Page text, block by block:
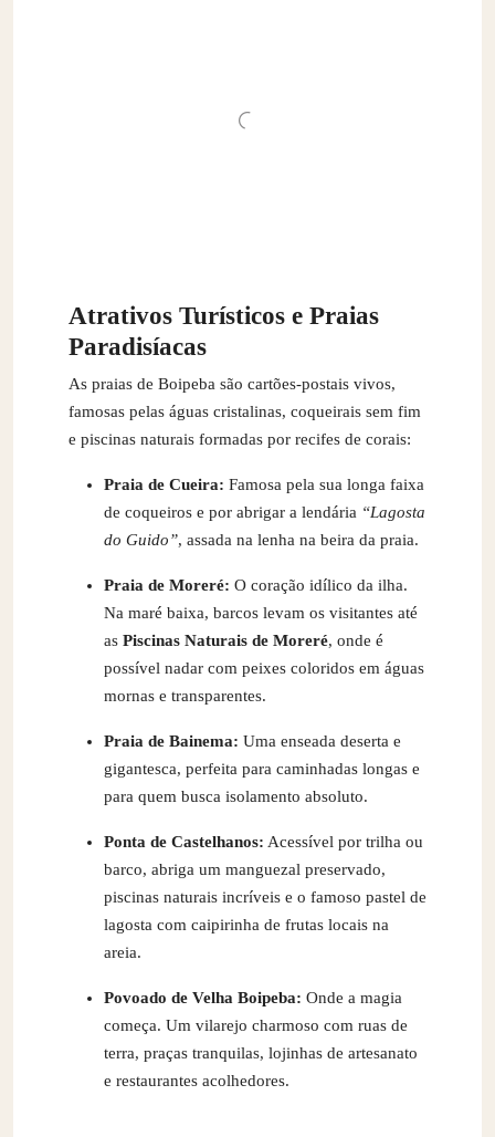
Atrativos Turísticos e Praias
Paradisíacas
As praias de Boipeba são cartões-postais vivos,
famosas pelas águas cristalinas, coqueirais sem fim
e piscinas naturais formadas por recifes de corais:
Praia de Cueira: Famosa pela sua longa faixa
de coqueiros e por abrigar a lendária “Lagosta
do Guido”, assada na lenha na beira da praia.
Praia de Moreré: O coração idílico da ilha.
Na maré baixa, barcos levam os visitantes até
as Piscinas Naturais de Moreré, onde é
possível nadar com peixes coloridos em águas
mornas e transparentes.
Praia de Bainema: Uma enseada deserta e
gigantesca, perfeita para caminhadas longas e
para quem busca isolamento absoluto.
Ponta de Castelhanos: Acessível por trilha ou
barco, abriga um manguezal preservado,
piscinas naturais incríveis e o famoso pastel de
lagosta com caipirinha de frutas locais na
areia.
Povoado de Velha Boipeba: Onde a magia
começa. Um vilarejo charmoso com ruas de
terra, praças tranquilas, lojinhas de artesanato
e restaurantes acolhedores.